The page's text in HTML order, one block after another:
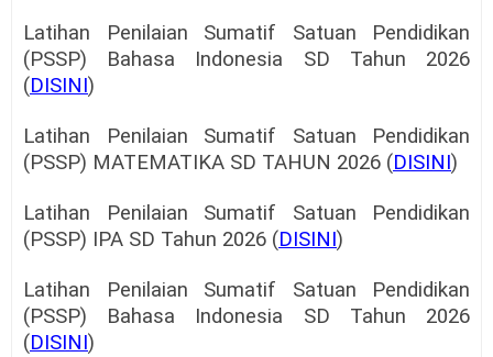
Latihan Penilaian Sumatif Satuan Pendidikan
(PSSP) Bahasa Indonesia SD Tahun 2026
(DISINI)
Latihan Penilaian Sumatif Satuan Pendidikan
(PSSP) MATEMATIKA SD TAHUN 2026 (DISINI)
Latihan Penilaian Sumatif Satuan Pendidikan
(PSSP) IPA SD Tahun 2026 (DISINI)
Latihan Penilaian Sumatif Satuan Pendidikan
(PSSP) Bahasa Indonesia SD Tahun 2026
(DISINI)